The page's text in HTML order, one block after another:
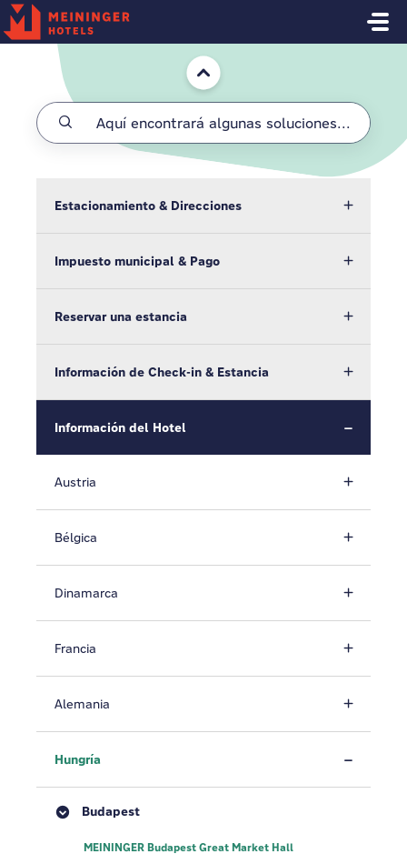
Saltar al contenido principal
Inicio
Estacionamiento & Direcciones
Impuesto municipal & Pago
Reservar una estancia
Información de Check-in & Estancia
Información del Hotel
Austria
Bélgica
Dinamarca
Francia
Alemania
Hungría
Budapest
MEININGER Budapest Great Market Hall